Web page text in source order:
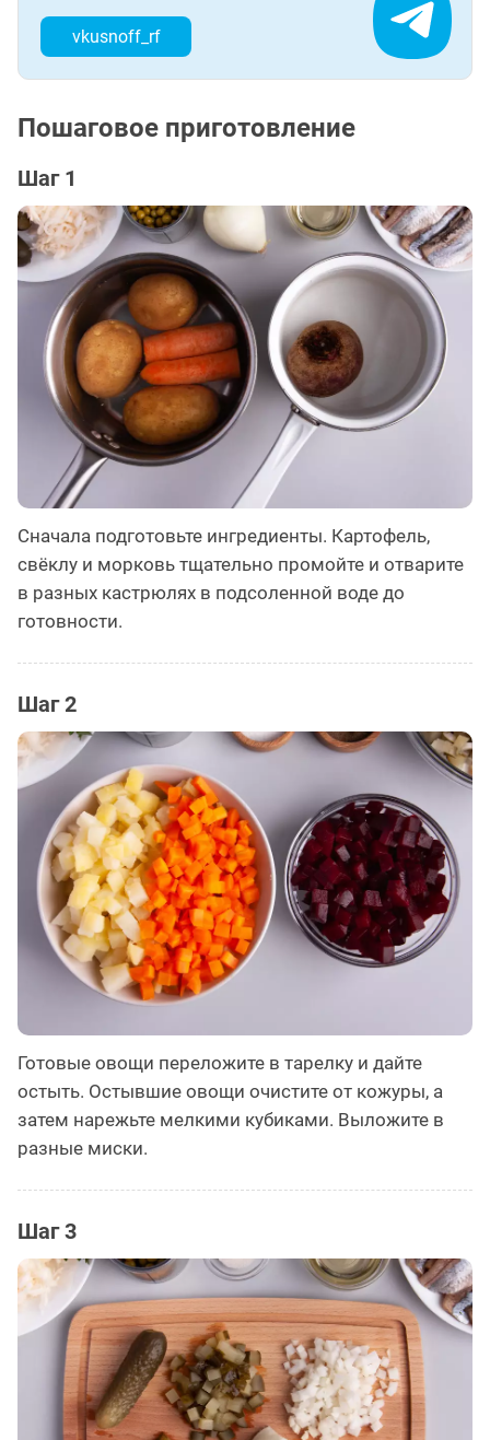
vkusnoff_rf
Пошаговое приготовление
Шаг 1
Сначала подготовьте ингредиенты. Картофель,
свёклу и морковь тщательно промойте и отварите
в разных кастрюлях в подсоленной воде до
готовности.
Шаг 2
Готовые овощи переложите в тарелку и дайте
остыть. Остывшие овощи очистите от кожуры, а
затем нарежьте мелкими кубиками. Выложите в
разные миски.
Шаг 3